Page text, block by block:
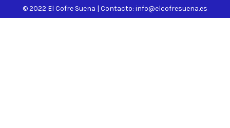
© 2022 El Cofre Suena | Contacto: info@elcofresuena.es